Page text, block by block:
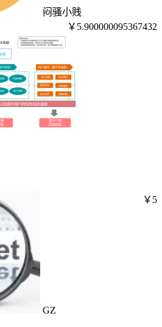
闷骚小贱
￥5.900000095367432
GZ
￥5